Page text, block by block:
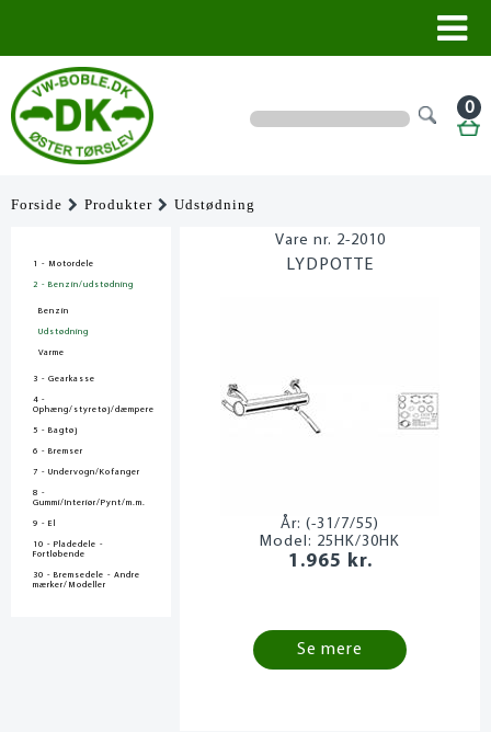
0
Forside Produkter Udstødning
1 - Motordele
2 - Benzin/udstødning
Benzin
Udstødning
Varme
3 - Gearkasse
4 -
Ophæng/styretøj/dæmpere
5 - Bagtøj
6 - Bremser
7 - Undervogn/Kofanger
8 -
Gummi/Interiør/Pynt/m.m.
9 - El
10 - Pladedele -
Fortløbende
30 - Bremsedele - Andre
mærker/Modeller
2-2010
LYDPOTTE
År:(-31/7/55)
Model: 25HK/30HK
1.965 kr.
Se mere